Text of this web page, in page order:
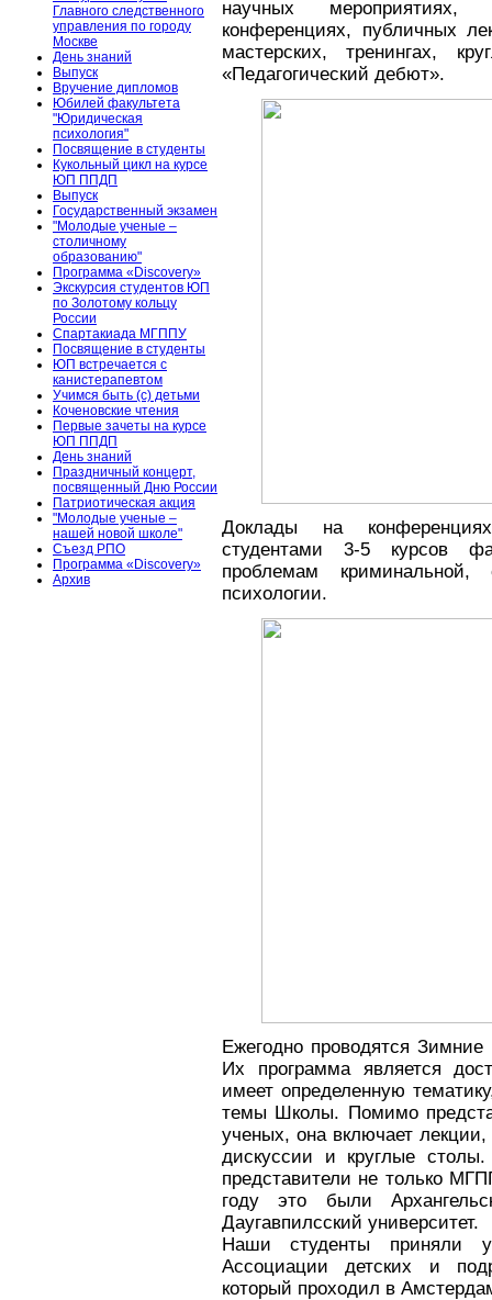
Главного следственного
управления по городу
Москве
День знаний
Выпуск
Вручение дипломов
Юбилей факультета
"Юридическая
психология"
Посвящение в студенты
Кукольный цикл на курсе
ЮП ППДП
Выпуск
Государственный экзамен
"Молодые ученые –
столичному
образованию"
Программа «Discovery»
Экскурсия студентов ЮП
по Золотому кольцу
России
Спартакиада МГППУ
Посвящение в студенты
ЮП встречается с
канистерапевтом
Учимся быть (с) детьми
Коченовские чтения
Первые зачеты на курсе
ЮП ППДП
День знаний
Праздничный концерт,
посвященный Дню России
Патриотическая акция
"Молодые ученые –
нашей новой школе"
Съезд РПО
Программа «Discovery»
Архив
научных мероприятиях,
конференциях, публичных
мастерских, тренингах,
«Педагогический дебют».
Доклады на
студентами 3-5 курсов
проблемам криминальной,
психологии.
Ежегодно проводятся
Их программа является
имеет определенную
темы Школы. Помимо
ученых, она включает
дискуссии и круглые
представители не только
году это были
Даугавпилсский университет.
Наши студенты приняли
Ассоциации детских и
который проходил в